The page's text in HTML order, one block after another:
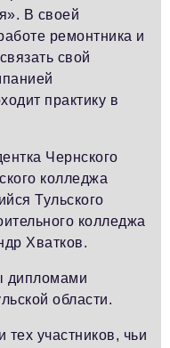
В своей
ремонтника и
свой
практику в
Чернского
колледжа
Тульского
колледжа
Хватков.
дипломами
области.
участников, чьи